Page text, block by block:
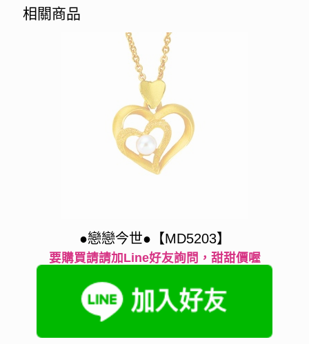
相關商品
●戀戀今世●【MD5203】
要購買請請加Line好友詢問，甜甜價喔